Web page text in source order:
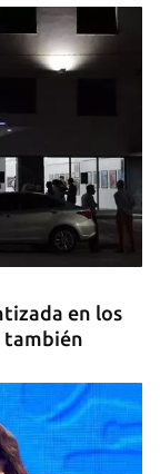
en los
también